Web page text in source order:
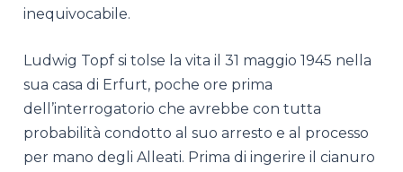
inequivocabile.
Ludwig Topf si tolse la vita il 31 maggio 1945 nella
sua casa di Erfurt, poche ore prima
dell’interrogatorio che avrebbe con tutta
probabilità condotto al suo arresto e al processo
per mano degli Alleati. Prima di ingerire il cianuro